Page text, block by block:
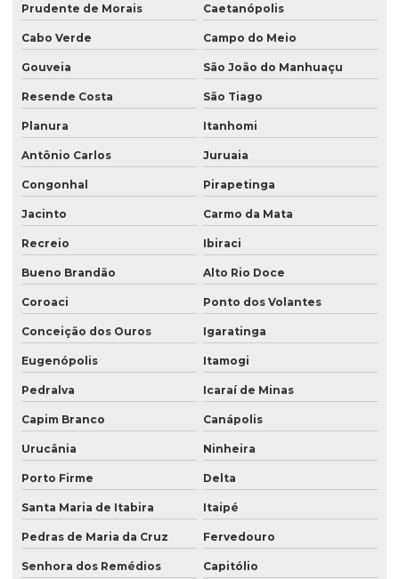
Prudente de Morais Caetanópolis
Cabo Verde Campo do Meio
Gouveia São João do Manhuaçu
Resende Costa São Tiago
Planura Itanhomi
Antônio Carlos Juruaia
Congonhal Pirapetinga
Jacinto Carmo da Mata
Recreio Ibiraci
Bueno Brandão Alto Rio Doce
Coroaci Ponto dos Volantes
Conceição dos Ouros Igaratinga
Eugenópolis Itamogi
Pedralva Icaraí de Minas
Capim Branco Canápolis
Urucânia Ninheira
Porto Firme Delta
Santa Maria de Itabira Itaipé
Pedras de Maria da Cruz Fervedouro
Senhora dos Remédios Capitólio